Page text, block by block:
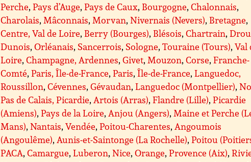
Perche,Pays d’Auge,Pays de Caux, Bourgogne,Chalonnais,
Charolais, Mâconnais, Morvan,Nivernais (Nevers), Bretagne,
Centre, Val de Loire, Berry (Bourges), Blésois,Chartrain,
Dunois,Orléanais, Sancerrois, Sologne,Touraine (Tours),Val
Loire,Champagne, Ardennes,Givet, Mouzon,Corse,Franche-
Comté,Paris, Île-de-France,Paris,Île-de-France,Languedoc,
Roussillon,Cévennes,Gévaudan,Languedoc (Montpellier),
Pas de Calais, Picardie, Artois (Arras),Flandre (Lille),Picardie
(Amiens),Pays de la Loire, Anjou (Angers), Maine et Perche
Mans),Nantais,Vendée,Poitou-Charentes, Angoumois
(Angoulême), Aunis-et-Saintonge (La Rochelle),Poitou
PACA,Camargue,Luberon,Nice,Orange,Provence (Aix),